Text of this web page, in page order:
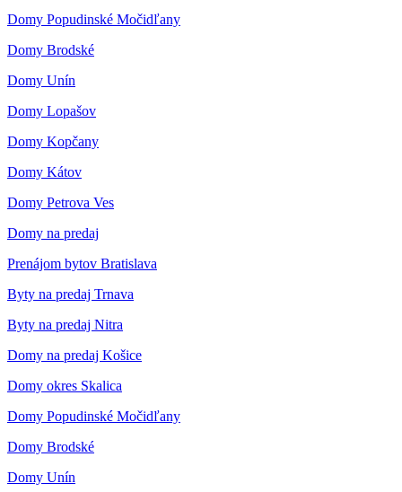
Domy Popudinské Močidľany
Domy Brodské
Domy Unín
Domy Lopašov
Domy Kopčany
Domy Kátov
Domy Petrova Ves
Domy na predaj
Prenájom bytov Bratislava
Byty na predaj Trnava
Byty na predaj Nitra
Domy na predaj Košice
Domy okres Skalica
Domy Popudinské Močidľany
Domy Brodské
Domy Unín